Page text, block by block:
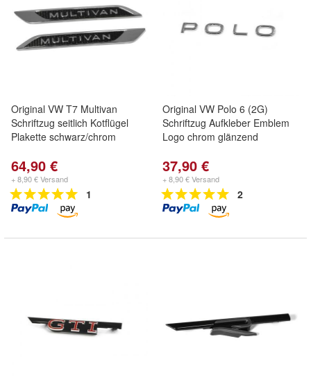
Original VW T7 Multivan
Schriftzug seitlich Kotflügel
Plakette schwarz/chrom
64,90 €
+ 8,90 € Versand
1
Original VW Polo 6 (2G)
Schriftzug Aufkleber Emblem
Logo chrom glänzend
37,90 €
+ 8,90 € Versand
2